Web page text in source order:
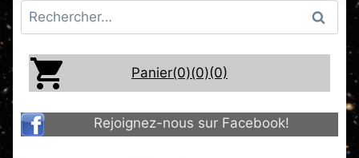
Rechercher :
Panier(0)(0)(0)
Rejoignez-nous sur Facebook!